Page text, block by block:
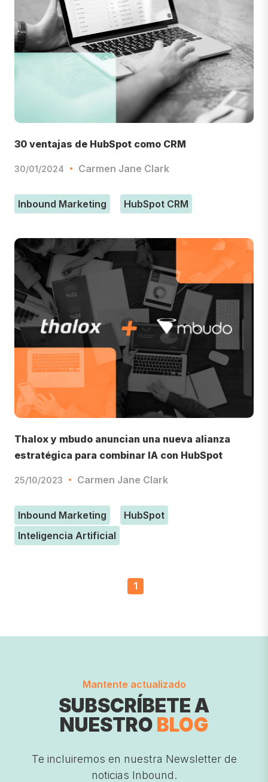
30 ventajas de HubSpot como CRM
30/01/2024 Carmen Jane Clark
Inbound Marketing HubSpot CRM
Thalox y mbudo anuncian una nueva alianza
estratégica para combinar IA con HubSpot
25/10/2023 Carmen Jane Clark
Inbound Marketing
HubSpot
Inteligencia Artificial
1
Mantente actualizado
SUBSCRÍBETE A
NUESTRO BLOG
Te incluiremos en nuestra Newsletter de
noticias Inbound.